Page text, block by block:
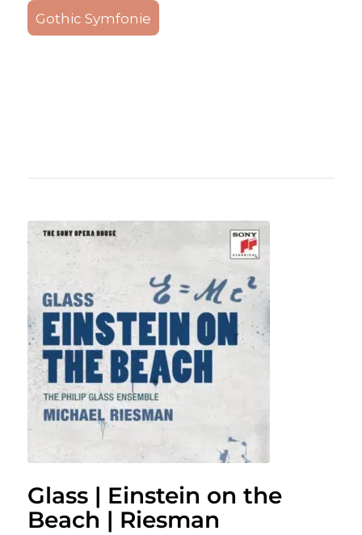
Gothic Symfonie
Glass | Einstein on the
Beach | Riesman